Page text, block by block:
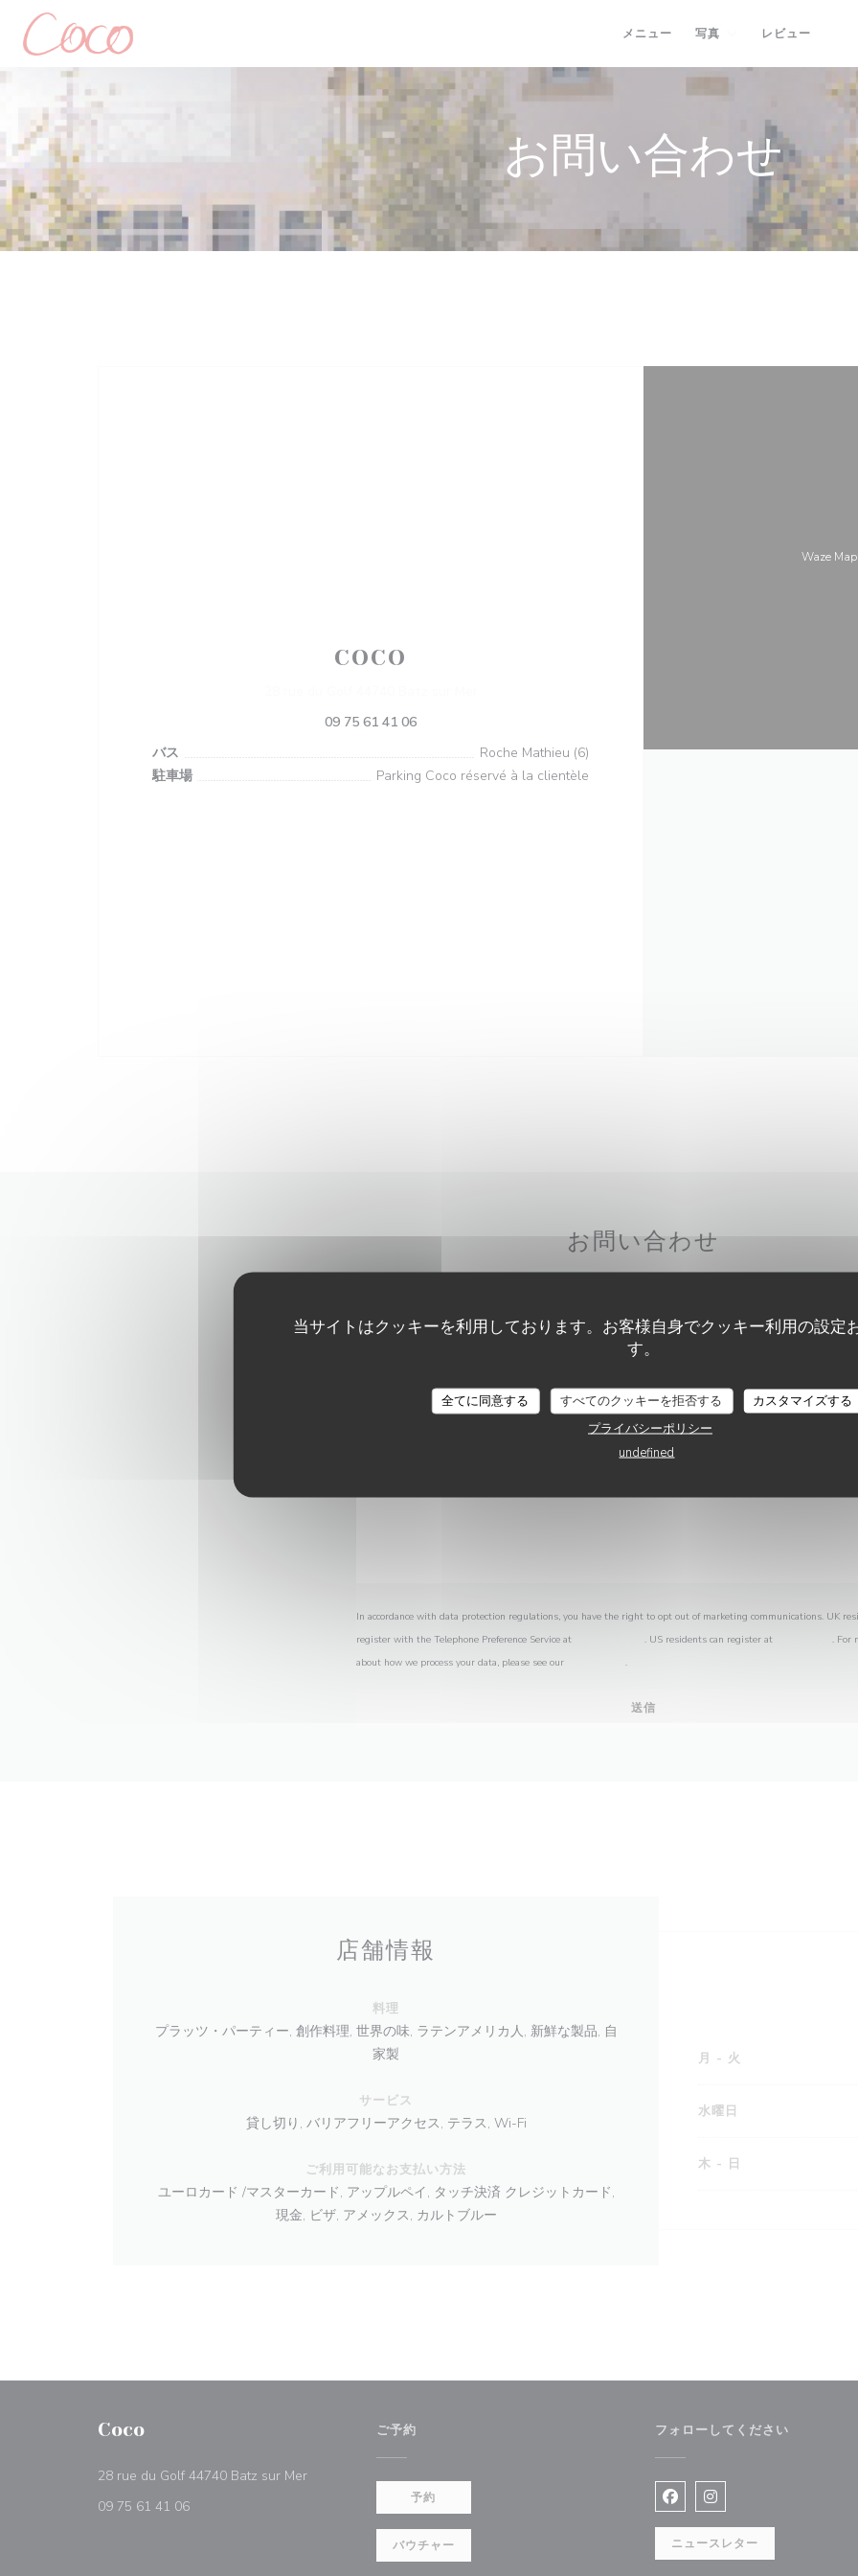
クッキー利用の管理について
当サイトはクッキーを利用しております。お客様自身でクッキー利用の設定
す。
全てに同意する すべてのクッキーを拒否する
カスタマイズする
プライバシーポリシー
undefined
メニュー 写真 レビュー
お問い合わせ
COCO
09 75 61 41 06
バス
Roche Mathieu (6)
駐車場
Parking Coco réservé à la clientèle
Waze
お問い合わせ
以下のフォームにご記入ください。
In accordance with data protection regulations, you have the right to opt out of marketing communications. UK
register with the Telephone Preference Service at
. US residents can register at
. For
about how we process your data, please see our
.
店舗情報
料理
プラッツ・パーティー, 創作料理, 世界の味, ラテンアメリカ人, 新鮮な製品, 自
家製
サービス
貸し切り, バリアフリーアクセス, テラス, Wi-Fi
ご利用可能なお支払い方法
ユーロカード /マスターカード, アップルペイ, タッチ決済 クレジットカード,
現金, ビザ, アメックス, カルトブルー
月 - 火
水曜日
木 - 日
Coco
28 rue du Golf 44740 Batz sur Mer((新しいウィンドウで開きます))
09 75 61 41 06
ご予約
予約
バウチャー
フォローしてください
Facebook ((新しいウィンド
Instagram ((新しいウ
ニュースレター